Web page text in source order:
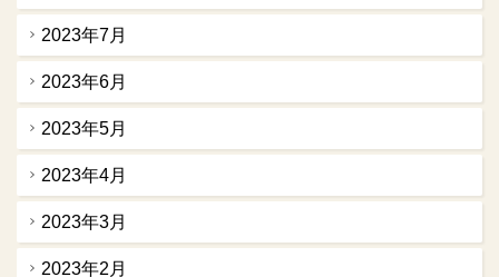
2023年7月
2023年6月
2023年5月
2023年4月
2023年3月
2023年2月